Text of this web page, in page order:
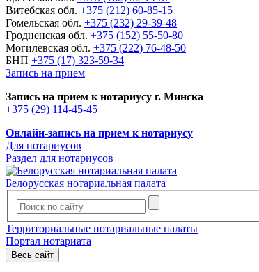
Витебская обл. +375 (212) 60-85-15
Гомельская обл. +375 (232) 29-39-48
Гродненская обл. +375 (152) 55-50-80
Могилевская обл. +375 (222) 76-48-50
БНП +375 (17) 323-59-34
Запись на прием
Запись на прием к нотариусу г. Минска
+375 (29) 114-45-45
Онлайн-запись на прием к нотариусу
Для нотариусов
Раздел для нотариусов
Белорусская нотариальная палата
Территориальные нотариальные палаты
Портал нотариата
Весь сайт